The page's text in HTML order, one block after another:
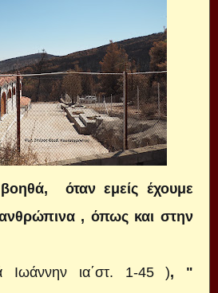
όταν εμείς έχουμε
, όπως και στην
ια΄στ. 1-45 ), "